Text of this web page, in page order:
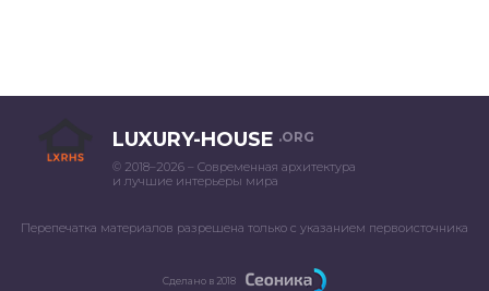
LUXURY-HOUSE .ORG
© 2018–2026 – Современная архитектура
и лучшие интерьеры мира
Перепечатка материалов разрешена только с указанием первоисточника
Сделано в 2018